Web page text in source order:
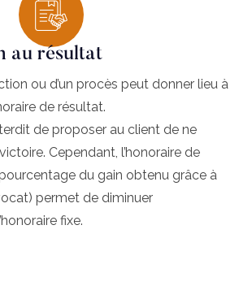
au résultat
ou d’un procès peut donner lieu à
de résultat.
de proposer au client de ne
Cependant, l’honoraire de
du gain obtenu grâce à
permet de diminuer
fixe.